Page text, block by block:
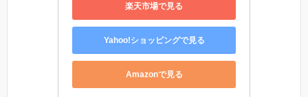
楽天市場で見る
Yahoo!ショッピングで見る
Amazonで見る